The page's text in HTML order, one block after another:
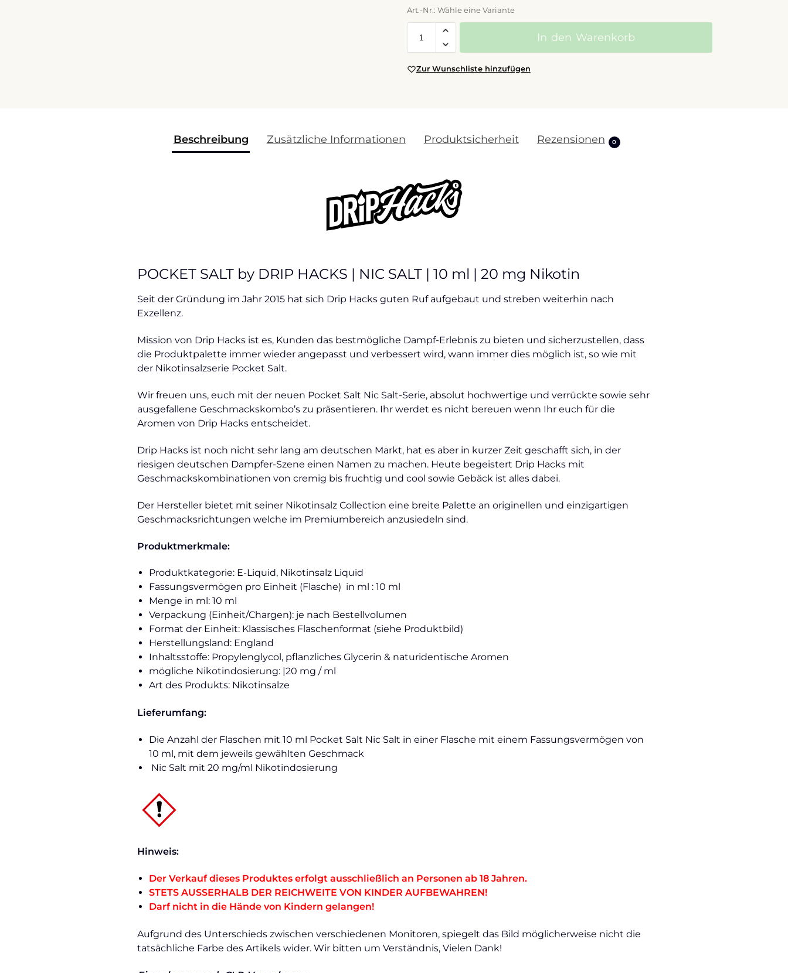
Art.-Nr.: Wähle eine Variante
In den Warenkorb
Zur Wunschliste hinzufügen
Beschreibung Zusätzliche Informationen Produktsicherheit Rezensionen 0
POCKET SALT by DRIP HACKS | NIC SALT | 10 ml | 20 mg Nikotin
Seit der Gründung im Jahr 2015 hat sich Drip Hacks guten Ruf aufgebaut und streben weiterhin nach
Exzellenz.
Mission von Drip Hacks ist es, Kunden das bestmögliche Dampf-Erlebnis zu bieten und sicherzustellen, dass
die Produktpalette immer wieder angepasst und verbessert wird, wann immer dies möglich ist, so wie mit
der Nikotinsalzserie Pocket Salt.
Wir freuen uns, euch mit der neuen Pocket Salt Nic Salt-Serie, absolut hochwertige und verrückte sowie sehr
ausgefallene Geschmackskombo’s zu präsentieren. Ihr werdet es nicht bereuen wenn Ihr euch für die
Aromen von Drip Hacks entscheidet.
Drip Hacks ist noch nicht sehr lang am deutschen Markt, hat es aber in kurzer Zeit geschafft sich, in der
riesigen deutschen Dampfer-Szene einen Namen zu machen. Heute begeistert Drip Hacks mit
Geschmackskombinationen von cremig bis fruchtig und cool sowie Gebäck ist alles dabei.
Der Hersteller bietet mit seiner Nikotinsalz Collection eine breite Palette an originellen und einzigartigen
Geschmacksrichtungen welche im Premiumbereich anzusiedeln sind.
Produktmerkmale:
Produktkategorie: E-Liquid, Nikotinsalz Liquid
Fassungsvermögen pro Einheit (Flasche) in ml : 10 ml
Menge in ml: 10 ml
Verpackung (Einheit/Chargen): je nach Bestellvolumen
Format der Einheit: Klassisches Flaschenformat (siehe Produktbild)
Herstellungsland: England
Inhaltsstoffe: Propylenglycol, pflanzliches Glycerin & naturidentische Aromen
mögliche Nikotindosierung: |20 mg / ml
Art des Produkts: Nikotinsalze
Lieferumfang:
Die Anzahl der Flaschen mit 10 ml Pocket Salt Nic Salt in einer Flasche mit einem Fassungsvermögen von
10 ml, mit dem jeweils gewählten Geschmack
Nic Salt mit 20 mg/ml Nikotindosierung
Hinweis:
Der Verkauf dieses Produktes erfolgt ausschließlich an Personen ab 18 Jahren.
STETS AUSSERHALB DER REICHWEITE VON KINDER AUFBEWAHREN!
Darf nicht in die Hände von Kindern gelangen!
Aufgrund des Unterschieds zwischen verschiedenen Monitoren, spiegelt das Bild möglicherweise nicht die
tatsächliche Farbe des Artikels wider. Wir bitten um Verständnis, Vielen Dank!